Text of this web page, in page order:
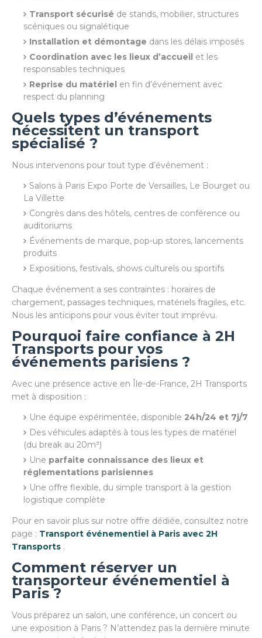
Transport sécurisé de stands, mobilier, structures
scéniques ou signalétique
Installation et démontage dans les délais imposés
Coordination avec les lieux d’accueil et les
responsables techniques
Reprise du matériel en fin d’événement avec
respect du planning
Quels types d’événements
nécessitent un transport
spécialisé ?
Nous intervenons pour tout type d’événement :
Salons à Paris Expo Porte de Versailles, Le Bourget ou
La Villette
Congrès dans des hôtels, centres de conférence ou
auditoriums
Événements de marque, pop-up stores, lancements
produits
Expositions, festivals, shows culturels ou sportifs
Chaque événement a ses contraintes : horaires de
chargement, passages techniques, matériels fragiles, etc.
Nous les anticipons pour vous éviter tout imprévu.
Pourquoi faire confiance à 2H
Transports pour vos
événements parisiens ?
Avec une présence active en Île-de-France, 2H Transports
met à disposition :
Une équipe expérimentée, disponible 24h/24 et 7j/7
Des véhicules adaptés à tous les types de matériel
(du break au 20m³)
Une parfaite connaissance des lieux et
réglementations parisiennes
Une offre flexible, du simple transport à la gestion
logistique complète
Pour en savoir plus sur notre offre dédiée, consultez notre
page : Transport événementiel à Paris avec 2H
Transports .
Comment réserver un
transporteur événementiel à
Paris ?
Vous préparez un salon, une conférence, un concert ou
une exposition à Paris ? N’attendez pas la dernière minute